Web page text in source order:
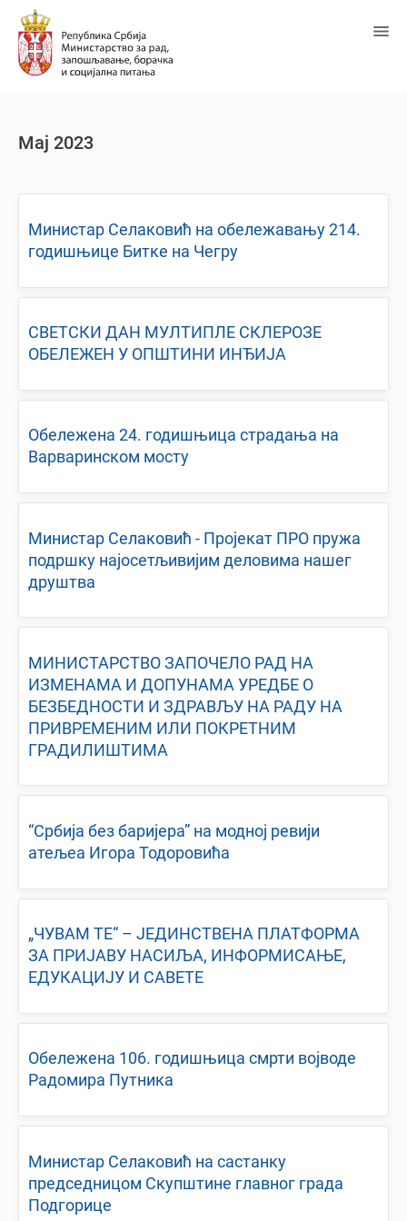
Пређи
главни
садржај
Мај 2023
Министар Селаковић на обележавању 214.
годишњице Битке на Чегру
СВЕТСКИ ДАН МУЛТИПЛЕ СКЛЕРОЗЕ
ОБЕЛЕЖЕН У ОПШТИНИ ИНЂИЈА
Oбележeна 24. годишњица страдања на
Варваринском мосту
Министар Селаковић - Пројекат ПРО пружа
подршку најосетљивијим деловима нашег
друштва
МИНИСТАРСТВО ЗАПОЧЕЛО РАД НА
ИЗМЕНАМА И ДОПУНАМА УРЕДБЕ О
БЕЗБЕДНОСТИ И ЗДРАВЉУ НА РАДУ НА
ПРИВРЕМЕНИМ ИЛИ ПОКРЕТНИМ
ГРАДИЛИШТИМА
“Србија без баријера” на модној ревији
атељеа Игора Тодоровића
„ЧУВАМ ТЕ“ – ЈЕДИНСТВЕНА ПЛАТФОРМА
ЗА ПРИЈАВУ НАСИЉА, ИНФОРМИСАЊЕ,
ЕДУКАЦИЈУ И САВЕТЕ
Обележена 106. годишњица смрти војводе
Радомира Путника
Министар Селаковић на састанку
председницом Скупштине главног града
Подгорице